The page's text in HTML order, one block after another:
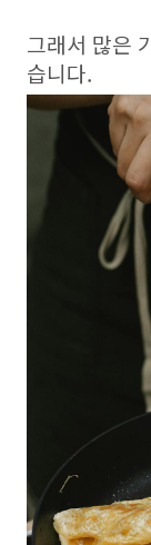
그래서 많은
습니다.